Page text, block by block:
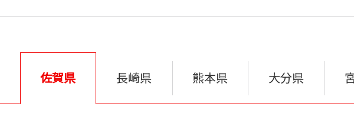
佐賀県 長崎県 熊本県 大分県